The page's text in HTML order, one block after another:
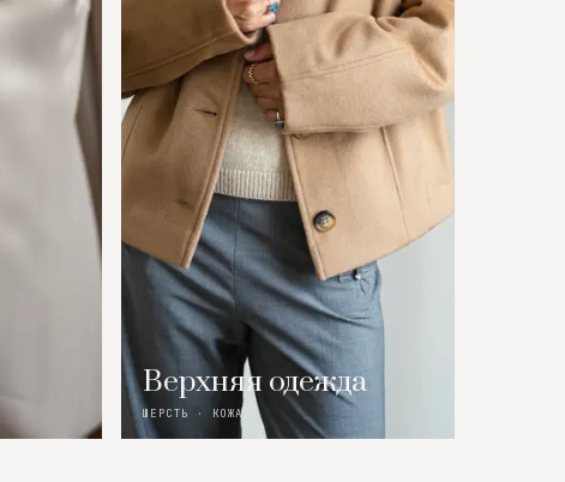
Верхняя одежда
ШЕРСТЬ · КОЖА